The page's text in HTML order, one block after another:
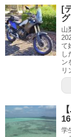
[
グ
山
て
し
ン
リ
学